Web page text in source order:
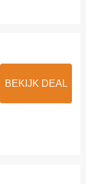
BEKIJK DEAL